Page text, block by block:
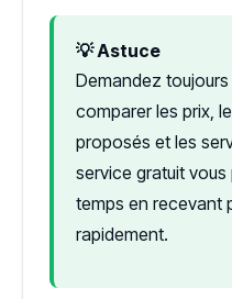
💡 Astuce
Demandez
comparer les prix,
proposés et les
service gratuit
temps en recevant
rapidement.